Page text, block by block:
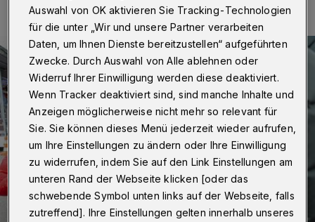
Auswahl von OK aktivieren Sie Tracking-Technologien
für die unter „Wir und unsere Partner verarbeiten
Daten, um Ihnen Dienste bereitzustellen“ aufgeführten
Zwecke. Durch Auswahl von Alle ablehnen oder
Widerruf Ihrer Einwilligung werden diese deaktiviert.
Wenn Tracker deaktiviert sind, sind manche Inhalte und
Anzeigen möglicherweise nicht mehr so relevant für
Sie. Sie können dieses Menü jederzeit wieder aufrufen,
um Ihre Einstellungen zu ändern oder Ihre Einwilligung
zu widerrufen, indem Sie auf den Link Einstellungen am
unteren Rand der Webseite klicken [oder das
schwebende Symbol unten links auf der Webseite, falls
zutreffend]. Ihre Einstellungen gelten innerhalb unseres